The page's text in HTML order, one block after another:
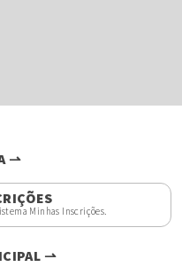
⇀
Minhas Inscrições.
⇀